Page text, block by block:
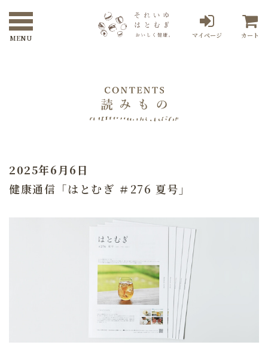
マイページ カート
2025年6月6日
健康通信「はとむぎ ＃276 夏号」